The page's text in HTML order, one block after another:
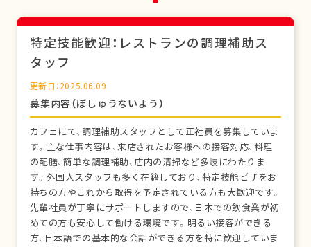
特定技能歓迎：レストランの調理補助ス
タッフ
更新日：2025.06.09
募集内容（ぼしゅうないよう）
カフェにて、調理補助スタッフとして正社員を募集していま
す。主な仕事内容は、来店されたお客様への接客対応、料理
の配膳、簡単な調理補助、店内の清掃など多岐にわたりま
す。外国人スタッフも多く在籍しており、特定技能ビザをお
持ちの方やこれから取得を予定されている方も大歓迎です。
先輩社員が丁寧にサポートしますので、日本での飲食業が初
めての方も安心して働ける環境です。明るい接客ができる
方、日本語での基本的な会話ができる方を特に歓迎していま